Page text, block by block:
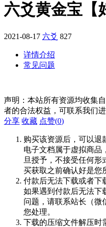
六爻黄金宝【
2021-08-17 六爻 827
详情介绍
常见问题
声明：本站所有资源均收集
者的合法权益，可联系我们进
分享 收藏 点赞(0)
购买该资源后，可以退
电子文档属于虚拟商品
旦授予，不接受任何形
买获取之前确认好是您
付款后无法下载或者下
如果遇到付款后无法下
问题，请联系站长（微
您处理。
下载的压缩文件解压时